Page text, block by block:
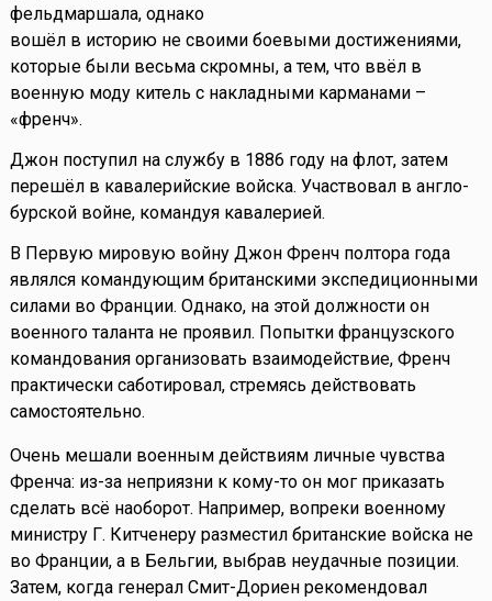
фельдмаршала, однако
вошёл в историю не своими боевыми достижениями,
которые были весьма скромны, а тем, что ввёл в
военную моду китель с накладными карманами –
«френч».
Джон поступил на службу в 1886 году на флот, затем
перешёл в кавалерийские войска. Участвовал в англо-
бурской войне, командуя кавалерией.
В Первую мировую войну Джон Френч полтора года
являлся командующим британскими экспедиционными
силами во Франции. Однако, на этой должности он
военного таланта не проявил. Попытки французского
командования организовать взаимодействие, Френч
практически саботировал, стремясь действовать
самостоятельно.
Очень мешали военным действиям личные чувства
Френча: из-за неприязни к кому-то он мог приказать
сделать всё наоборот. Например, вопреки военному
министру Г. Китченеру разместил британские войска не
во Франции, а в Бельгии, выбрав неудачные позиции.
Затем, когда генерал Смит-Дориен рекомендовал